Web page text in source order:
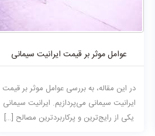
عوامل موثر بر قیمت ایرانیت سیمانی
در این مقاله، به بررسی عوامل موثر بر قیمت
ایرانیت سیمانی می‌پردازیم. ایرانیت سیمانی
یکی از رایج‌ترین و پرکاربردترین مصالح […]